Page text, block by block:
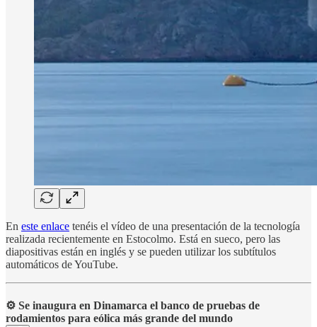
En este enlace tenéis el vídeo de una presentación de la tecnología
realizada recientemente en Estocolmo. Está en sueco, pero las
diapositivas están en inglés y se pueden utilizar los subtítulos
automáticos de YouTube.
⚙️ Se inaugura en Dinamarca el banco de pruebas de
rodamientos para eólica más grande del mundo